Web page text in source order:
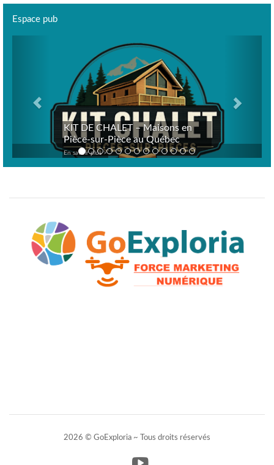
Espace pub
KIT DE CHALET – Maisons en
Pièce-sur-Pièce au Québec
En savoir plus >
2026 © GoExploria ~ Tous droits réservés